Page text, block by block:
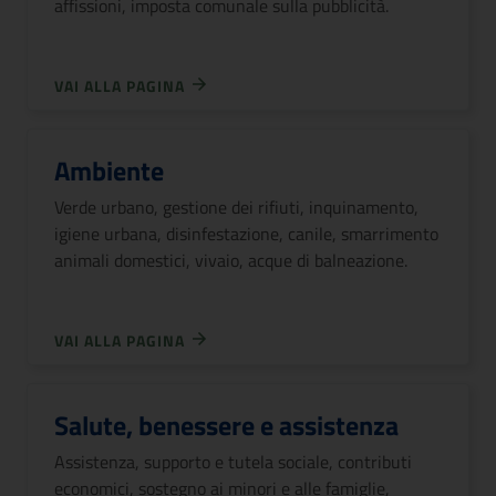
VAI ALLA PAGINA
Ambiente
Verde urbano, gestione dei rifiuti, inquinamento,
igiene urbana, disinfestazione, canile, smarrimento
animali domestici, vivaio, acque di balneazione.
VAI ALLA PAGINA
Salute, benessere e assistenza
Assistenza, supporto e tutela sociale, contributi
economici, sostegno ai minori e alle famiglie,